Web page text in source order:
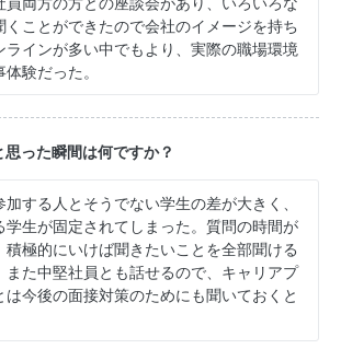
ことができたので会社のイメージを持ち
インが多い中でもより、実際の職場環境
験だった。
った瞬間は何ですか？
する人とそうでない学生の差が大きく、
学生が固定されてしまった。質問の時間が
極的にいけば聞きたいことを全部聞ける
また中堅社員とも話せるので、キャリアプ
は今後の面接対策のためにも聞いておくと